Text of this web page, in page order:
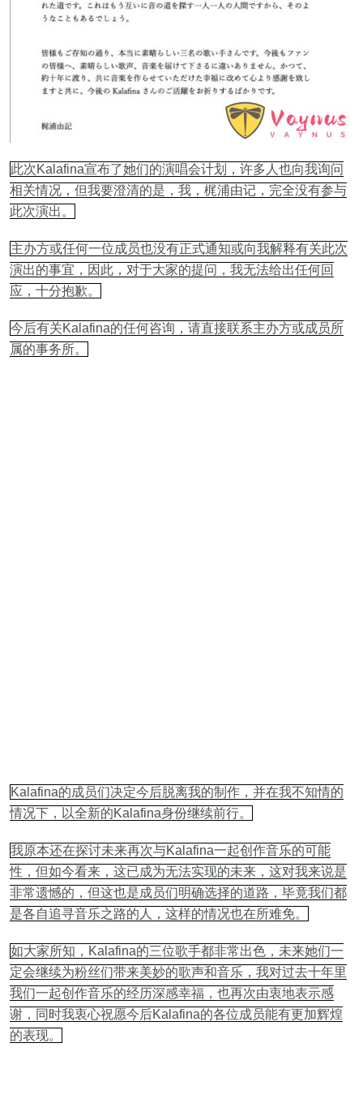
此次Kalafina宣布了她们的演唱会计划，许多人也向我询问
相关情况，但我要澄清的是，我，梶浦由记，完全没有参与
此次演出。
主办方或任何一位成员也没有正式通知或向我解释有关此次
演出的事宜，因此，对于大家的提问，我无法给出任何回
应，十分抱歉。
今后有关Kalafina的任何咨询，请直接联系主办方或成员所
属的事务所。
Kalafina的成员们决定今后脱离我的制作，并在我不知情的
情况下，以全新的Kalafina身份继续前行。
我原本还在探讨未来再次与Kalafina一起创作音乐的可能
性，但如今看来，这已成为无法实现的未来，这对我来说是
非常遗憾的，但这也是成员们明确选择的道路，毕竟我们都
是各自追寻音乐之路的人，这样的情况也在所难免。
如大家所知，Kalafina的三位歌手都非常出色，未来她们一
定会继续为粉丝们带来美妙的歌声和音乐，我对过去十年里
我们一起创作音乐的经历深感幸福，也再次由衷地表示感
谢，同时我衷心祝愿今后Kalafina的各位成员能有更加辉煌
的表现。